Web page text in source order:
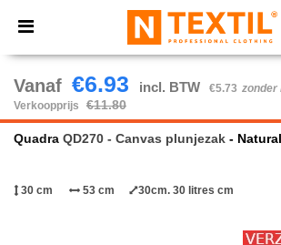
× Ntextil-app
Betere prijzen in de app!
Vanaf €6.93 incl. BTW €5.73 zonder
Verkoopprijs
€11.80
Quadra QD270 - Canvas plunjezak - Natural
30 cm 53 cm 30cm. 30 litres cm